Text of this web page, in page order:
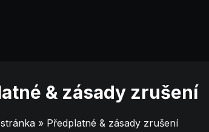
& zásady zrušení
» Předplatné & zásady zrušení